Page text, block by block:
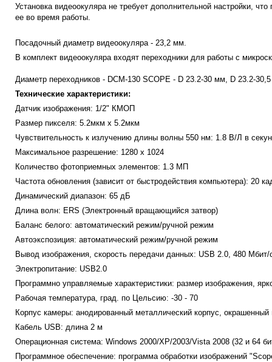
Установка видеоокуляра не требует дополнительной настройки, что
ее во время работы.
Посадочный диаметр видеоокуляра - 23,2 мм.
В комплект видеоокуляра входят переходники для работы с
Диаметр переходников - DCM-130 SCOPE - D 23.2-30 мм, D 23.2-
Технические характеристики:
Датчик изображения: 1/2" КМОП
Размер пикселя: 5.2мкм х 5.2мкм
Чувствительность к излучению длины волны 550 нм: 1.8 В/Л в
Максимальное разрешение: 1280 х 1024
Количество фотоприемных элементов: 1.3 МП
Частота обновления (зависит от быстродействия компьютера): 20
Динамический диапазон: 65 дБ
Длина волн: ERS (Электронный вращающийся затвор)
Баланс белого: автоматический режим/ручной режим
Автоэкспозиция: автоматический режим/ручной режим
Вывод изображения, скорость передачи данных: USB 2.0, 480 Мбит/
Электропитание: USB2.0
Программно управляемые характеристики: размер изображения,
Рабочая температура, град. по Цельсию: -30 - 70
Корпус камеры: анодированный металлический корпус,
Кабель USB: длина 2 м
Операционная система: Windows 2000/XP/2003/Vista 2008 (32 и 64
Программное обеспечение: программа обработки изображений